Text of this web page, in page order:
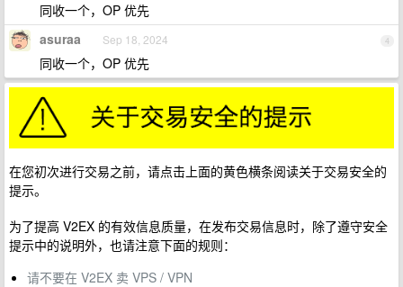
同收一个，OP 优先
4
asuraa Sep 18, 2024
同收一个，OP 优先
在您初次进行交易之前，请点击上面的黄色横条阅读关于交易安全的
提示。
为了提高 V2EX 的有效信息质量，在发布交易信息时，除了遵守安全
提示中的说明外，也请注意下面的规则：
请不要在 V2EX 卖 VPS / VPN